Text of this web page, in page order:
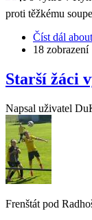
proti těžkému
Číst dál
18 zobrazení
Starší žáci
Napsal uživatel
Frenštát pod